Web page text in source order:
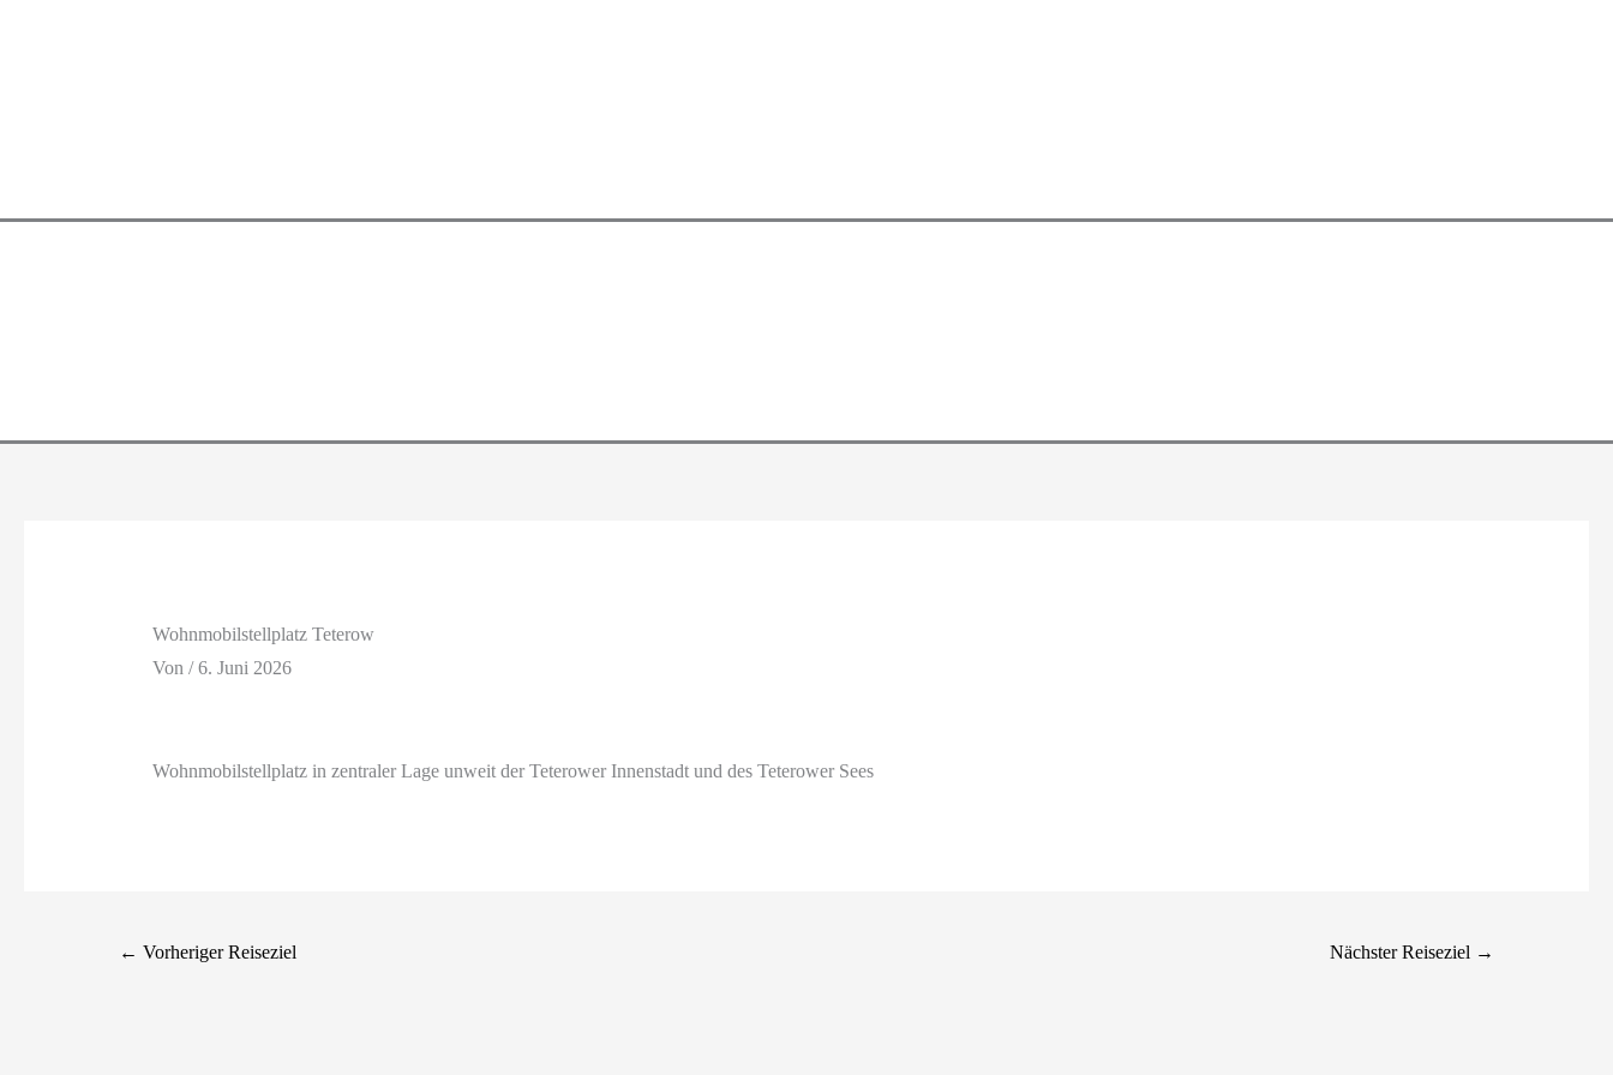
Wohnmobilstellplatz Teterow
Von /6. Juni 2026
Wohnmobilstellplatz in zentraler Lage unweit der Teterower Innenstadt und des Teterower Sees
← Vorheriger Reiseziel Nächster Reiseziel →